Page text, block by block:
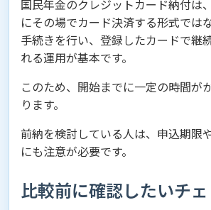
国民年金のクレジットカード納付は
にその場でカード決済する形式では
手続きを行い、登録したカードで継
れる運用が基本です。
このため、開始までに一定の時間が
ります。
前納を検討している人は、申込期限
にも注意が必要です。
比較前に確認したいチ